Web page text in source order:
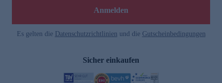
Anmelden
Es gelten die Datenschutzrichtlinien und die Gutscheinbedingungen
Sicher einkaufen